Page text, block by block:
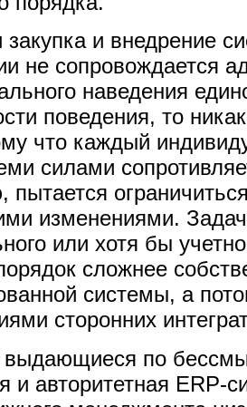
и внедрение
не сопровождается
наведения
поведения, то
что каждый
силами
пытается
изменениями.
или хотя бы
сложнее
системы, а
сторонних
выдающиеся по
и авторитетная ERP-